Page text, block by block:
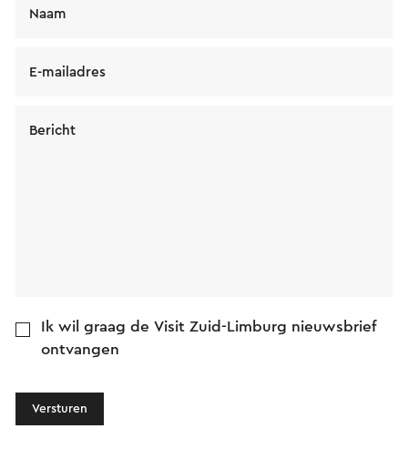
Naam
E-mailadres
Bericht
Ik wil graag de Visit Zuid-Limburg nieuwsbrief
ontvangen
Versturen